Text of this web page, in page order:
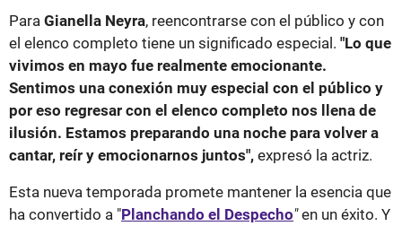
Para Gianella Neyra, reencontrarse con el público y con
el elenco completo tiene un significado especial. "Lo que
vivimos en mayo fue realmente emocionante.
Sentimos una conexión muy especial con el público y
por eso regresar con el elenco completo nos llena de
ilusión. Estamos preparando una noche para volver a
cantar, reír y emocionarnos juntos", expresó la actriz.
Esta nueva temporada promete mantener la esencia que
ha convertido a "Planchando el Despecho"en un éxito. Y